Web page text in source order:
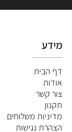
מידע
דף הבית
אודות
צור קשר
תקנון
מדיניות משלוחים
הצהרת נגישות